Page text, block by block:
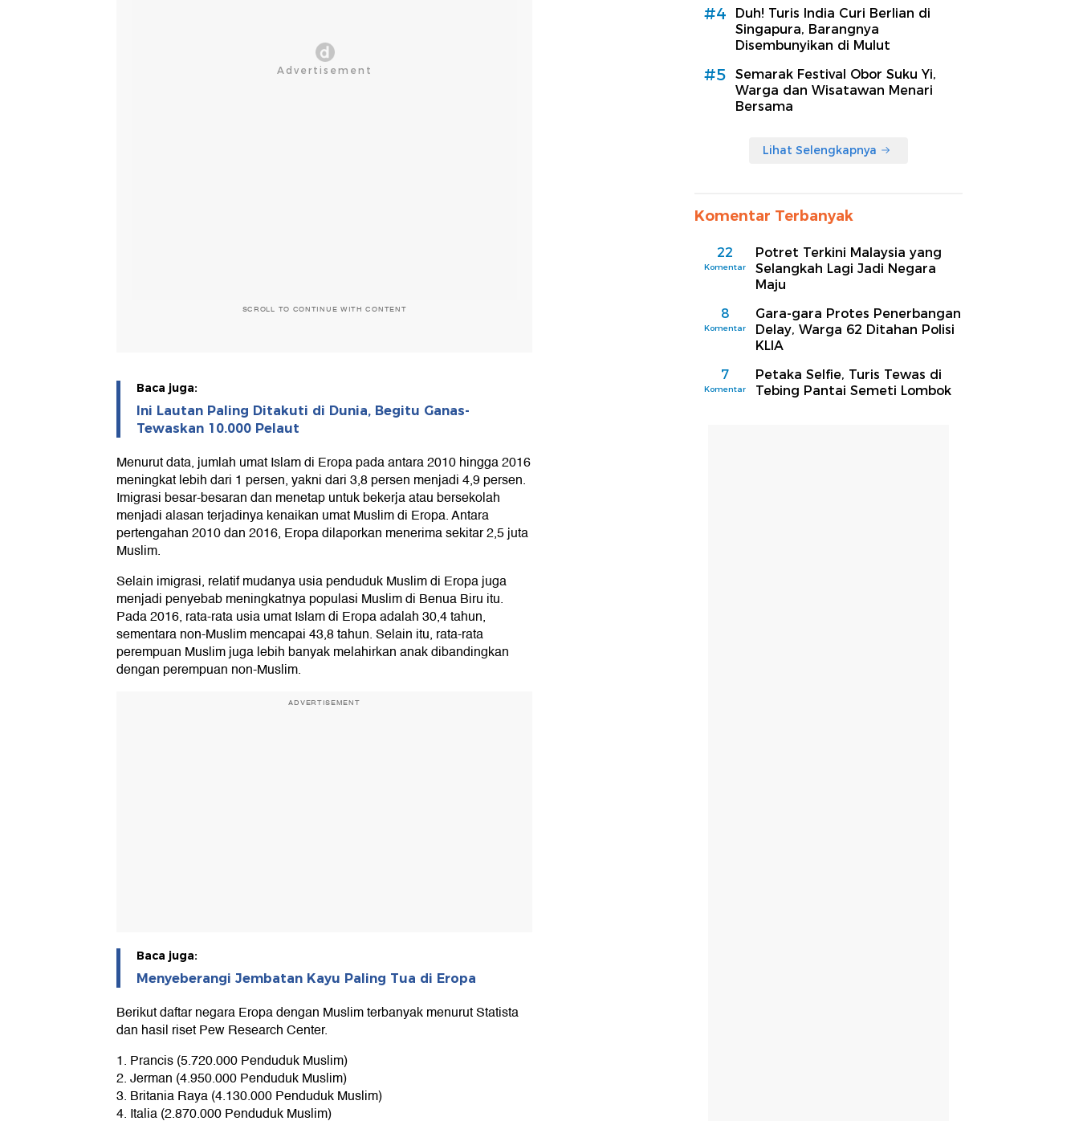
SCROLL TO CONTINUE WITH CONTENT
Baca juga:
Ini Lautan Paling Ditakuti di Dunia, Begitu Ganas-
Tewaskan 10.000 Pelaut
Menurut data, jumlah umat Islam di Eropa pada antara 2010 hingga 2016
meningkat lebih dari 1 persen, yakni dari 3,8 persen menjadi 4,9 persen.
Imigrasi besar-besaran dan menetap untuk bekerja atau bersekolah
menjadi alasan terjadinya kenaikan umat Muslim di Eropa. Antara
pertengahan 2010 dan 2016, Eropa dilaporkan menerima sekitar 2,5 juta
Muslim.
Selain imigrasi, relatif mudanya usia penduduk Muslim di Eropa juga
menjadi penyebab meningkatnya populasi Muslim di Benua Biru itu.
Pada 2016, rata-rata usia umat Islam di Eropa adalah 30,4 tahun,
sementara non-Muslim mencapai 43,8 tahun. Selain itu, rata-rata
perempuan Muslim juga lebih banyak melahirkan anak dibandingkan
dengan perempuan non-Muslim.
ADVERTISEMENT
Baca juga:
Menyeberangi Jembatan Kayu Paling Tua di Eropa
Berikut daftar negara Eropa dengan Muslim terbanyak menurut Statista
dan hasil riset Pew Research Center.
1. Prancis (5.720.000 Penduduk Muslim)
2. Jerman (4.950.000 Penduduk Muslim)
3. Britania Raya (4.130.000 Penduduk Muslim)
4. Italia (2.870.000 Penduduk Muslim)
#4
Duh! Turis India Curi Berlian di
Singapura, Barangnya
Disembunyikan di Mulut
#5
Semarak Festival Obor Suku Yi,
Warga dan Wisatawan Menari
Bersama
Lihat Selengkapnya
Komentar Terbanyak
22
Komentar
Potret Terkini Malaysia yang
Selangkah Lagi Jadi Negara
Maju
8
Komentar
Gara-gara Protes Penerbangan
Delay, Warga 62 Ditahan Polisi
KLIA
7
Komentar
Petaka Selfie, Turis Tewas di
Tebing Pantai Semeti Lombok